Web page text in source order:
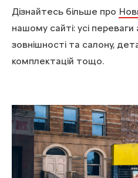
Дізнайтесь більше про
нашому сайті: усі
зовнішності та салону,
комплектацій тощо.